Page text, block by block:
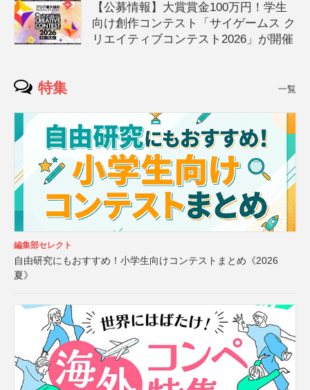
【公募情報】大賞賞金100万円！学生
向け創作コンテスト「サイゲームス ク
リエイティブコンテスト2026」が開催
特集 一覧
編集部セレクト
自由研究にもおすすめ！小学生向けコンテストまとめ《2026
夏》